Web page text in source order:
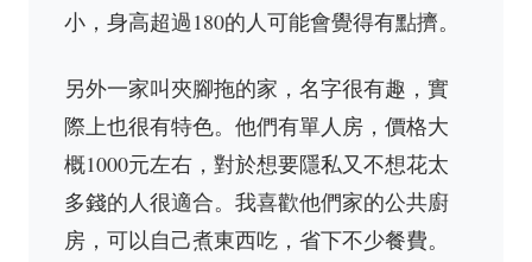
小，身高超過180的人可能會覺得有點擠。
另外一家叫夾腳拖的家，名字很有趣，實
際上也很有特色。他們有單人房，價格大
概1000元左右，對於想要隱私又不想花太
多錢的人很適合。我喜歡他們家的公共廚
房，可以自己煮東西吃，省下不少餐費。